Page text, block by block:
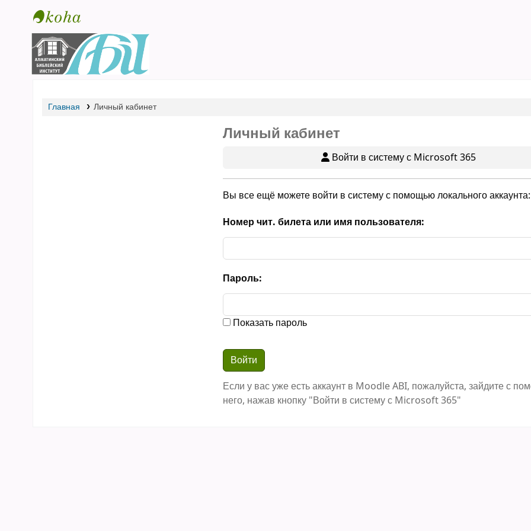
Библиотека АБИ
Главная Личный кабинет
Личный кабинет
Войти в систему с Microsoft 365
Вы все ещё можете войти в систему с помощью локального аккаунта:
Номер чит. билета или имя пользователя:
Пароль:
Показать пароль
Если у вас уже есть аккаунт в Moodle ABI, пожалуйста, зайдите с
него, нажав кнопку "Войти в систему с Microsoft 365"